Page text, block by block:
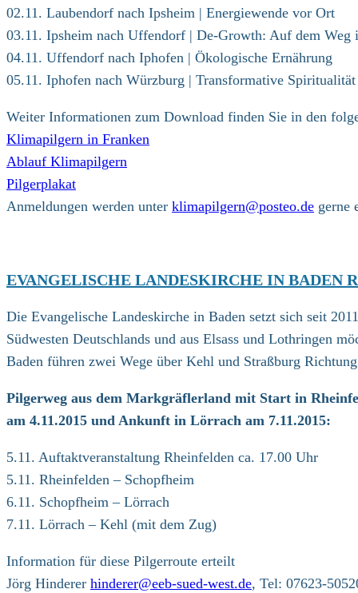
02.11. Laubendorf nach Ipsheim | Energiewende vor Ort
03.11. Ipsheim nach Uffendorf | De-Growth: Auf dem Weg
04.11. Uffendorf nach Iphofen | Ökologische Ernährung
05.11. Iphofen nach Würzburg | Transformative
Weiter Informationen zum Download finden Sie in den
Klimapilgern in Franken
Ablauf Klimapilgern
Pilgerplakat
Anmeldungen werden unter klimapilgern@posteo.de gerne
EVANGELISCHE LANDESKIRCHE IN BADEN
Die Evangelische Landeskirche in Baden setzt sich seit
Südwesten Deutschlands und aus Elsass und Lothringen
Baden führen zwei Wege über Kehl und Straßburg
Pilgerweg aus dem Markgräflerland mit Start in
am 4.11.2015 und Ankunft in Lörrach am 7.11.2015:
5.11. Auftaktveranstaltung Rheinfelden ca. 17.00 Uhr
5.11. Rheinfelden – Schopfheim
6.11. Schopfheim – Lörrach
7.11. Lörrach – Kehl (mit dem Zug)
Information für diese Pilgerroute erteilt
Jörg Hinderer hinderer@eeb-sued-west.de, Tel: 07623-